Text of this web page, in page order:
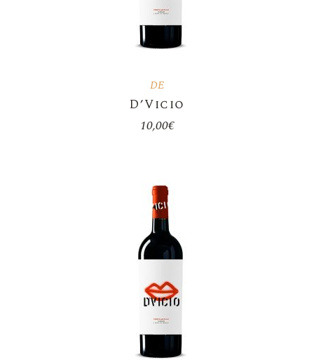
DE
D’Vicio
10,00€